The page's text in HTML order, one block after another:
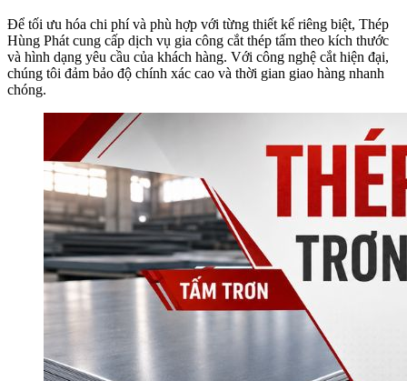
Để tối ưu hóa chi phí và phù hợp với từng thiết kế riêng biệt, Thép
Hùng Phát cung cấp dịch vụ gia công cắt thép tấm theo kích thước
và hình dạng yêu cầu của khách hàng. Với công nghệ cắt hiện đại,
chúng tôi đảm bảo độ chính xác cao và thời gian giao hàng nhanh
chóng.